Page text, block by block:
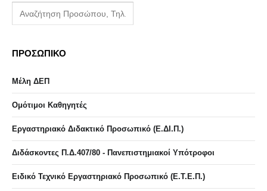
ΠΡΟΣΩΠΙΚΟ
Μέλη ΔΕΠ
Ομότιμοι Καθηγητές
Εργαστηριακό Διδακτικό Προσωπικό (Ε.ΔΙ.Π.)
Διδάσκοντες Π.Δ.407/80 - Πανεπιστημιακοί Υπότροφοι
Ειδικό Τεχνικό Εργαστηριακό Προσωπικό (Ε.Τ.Ε.Π.)